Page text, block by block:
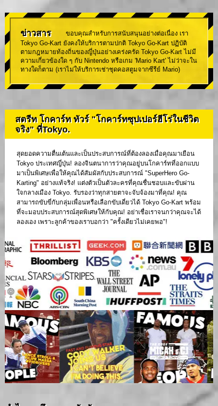
ข่าวสาร
ขอบคุณสำหรับการสนับสนุนอย่างต่อเนื่อง เรา
Tokyo Go-Kart ยังคงให้บริการตามปกติ Tokyo Go-Kart ปฏิบัติ
ตามกฎหมายท้องถิ่นของญี่ปุ่นอย่างเคร่งครัด Tokyo Go-Kart ไม่มี
ความเกี่ยวข้องใด ๆ กับ Nintendo หรือเกม 'Mario Kart' ไม่ว่าจะใน
ทางใดก็ตาม (เราไม่ให้บริการเช่าชุดคอสตูมจากซีรีย์ Mario)
สตรีท โกคาร์ท ทัวร์ "โกคาร์ทซุปเปอร์ฮีโร่ในชีวิต
จริง" ที่Tokyo.
สุดยอดความตื่นเต้นและเป็นประสบการณ์ที่ต้องลองเมื่อคุณมาเยือน
Tokyo ประเทศญี่ปุ่น! ลองจินตนาการว่าคุณอยู่บนโกคาร์ทที่ออกแบบ
มาเป็นพิเศษเพื่อให้คุณได้สัมผัสกับประสบการณ์ "SuperHero Go-
Karting" อย่างแท้จริง! แต่งตัวเป็นตัวละครที่คุณชื่นชอบและขับผ่าน
ใจกลางเมือง Tokyo. รับรองว่าทุกสายตาจะจับจ้องมาที่คุณ! คุณ
สามารถขับขี่กับกลุ่มเพื่อนหรือเลือกขับเดี่ยวได้ Tokyo Go-Kart พร้อม
ที่จะมอบประสบการณ์สุดพิเศษให้กับคุณ! อย่าเชื่อเราจนกว่าคุณจะได้
ลองเอง เพราะลูกค้าของเราบอกว่า "ครั้งเดียวไม่เคยพอ"!